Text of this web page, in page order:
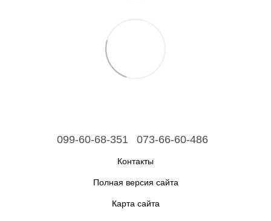
099-60-68-351 073-66-60-486
Контакты
Полная версия сайта
Карта сайта